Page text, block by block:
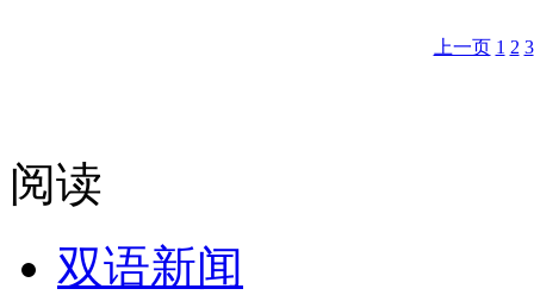
上一页 1 2 3
阅读
双语新闻